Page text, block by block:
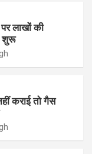
लाखों की
शुरू
कराई तो गैस